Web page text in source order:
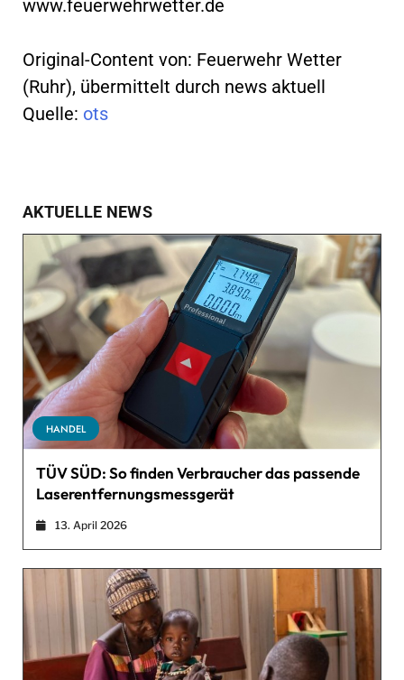
www.feuerwehrwetter.de
Original-Content von: Feuerwehr Wetter
(Ruhr), übermittelt durch news aktuell
Quelle: ots
AKTUELLE NEWS
HANDEL
TÜV SÜD: So finden Verbraucher das passende
Laserentfernungsmessgerät
13. April 2026